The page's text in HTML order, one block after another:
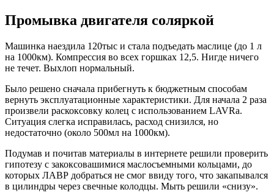
Промывка двигателя соляркой
Машинка наездила 120тыс и стала подъедать маслице (до 1 л
на 1000км). Компрессия во всех горшках 12,5. Нигде ничего
не течет. Выхлоп нормальный.
Было решено сначала прибегнуть к бюджетным способам
вернуть эксплуатационные характеристики. Для начала 2 раза
произвели раскоксовку колец с использованием LAVRа.
Ситуация слегка исправилась, расход снизился, но
недостаточно (около 500мл на 1000км).
Подумав и почитав материалы в интернете решили проверить
гипотезу с закоксовашимися маслосъемными кольцами, до
которых ЛАВР добраться не смог ввиду того, что закапывался
в цилиндры через свечные колодцы. Мыть решили «снизу».